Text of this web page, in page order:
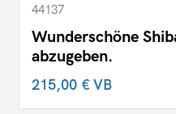
44137
Wunderschöne
abzugeben.
215,00 €VB